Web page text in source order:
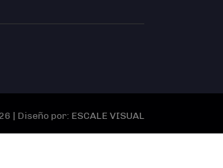
| Diseño por: ESCALE VISUAL